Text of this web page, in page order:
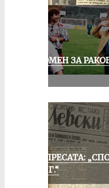
СПОМЕН ЗА
ОТ ПРЕСАТА:
1935 Г.“